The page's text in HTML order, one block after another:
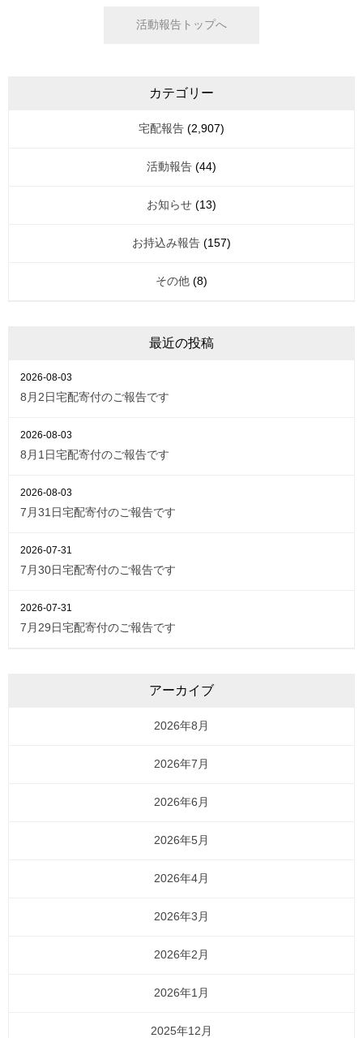
活動報告トップへ
カテゴリー
宅配報告 (2,907)
活動報告 (44)
お知らせ (13)
お持込み報告 (157)
その他 (8)
最近の投稿
8月2日宅配寄付のご報告です
2026-08-03
8月1日宅配寄付のご報告です
2026-08-03
7月31日宅配寄付のご報告です
2026-08-03
7月30日宅配寄付のご報告です
2026-07-31
7月29日宅配寄付のご報告です
2026-07-31
アーカイブ
2026年8月
2026年7月
2026年6月
2026年5月
2026年4月
2026年3月
2026年2月
2026年1月
2025年12月